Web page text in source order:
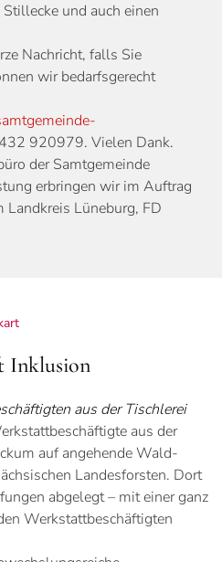
und auch einen
Nachricht, falls Sie
wir bedarfsgerecht
920979. Vielen Dank.
der Samtgemeinde
erbringen wir im Auftrag
Lüneburg, FD
Inklusion
aus der Tischlerei
aus der
auf angehende Wald­
Landesforsten. Dort
abgelegt – mit einer ganz
Werkstattbeschäftigten